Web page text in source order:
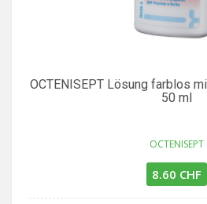
OCTENISEPT Lösung farblos
50 ml
OCTENISEPT
8.60 CHF